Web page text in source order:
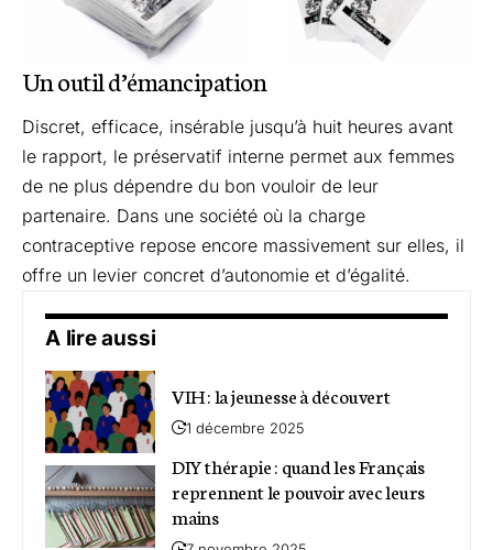
Un outil d’émancipation
Discret, efficace, insérable jusqu’à huit heures avant
le rapport, le préservatif interne permet aux femmes
de ne plus dépendre du bon vouloir de leur
partenaire. Dans une société où la charge
contraceptive repose encore massivement sur elles, il
offre un levier concret d’autonomie et d’égalité.
A lire aussi
VIH : la jeunesse à découvert
1 décembre 2025
DIY thérapie : quand les Français
reprennent le pouvoir avec leurs
mains